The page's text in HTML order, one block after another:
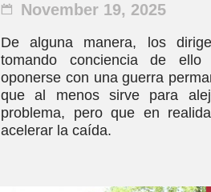
November 19, 2025
De alguna manera, los
tomando conciencia de
oponerse con una guerra
que al menos sirve para
problema, pero que en
acelerar la caída.